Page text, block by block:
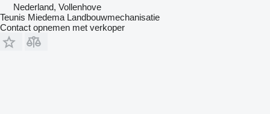
Nederland, Vollenhove
Teunis Miedema Landbouwmechanisatie
Contact opnemen met verkoper